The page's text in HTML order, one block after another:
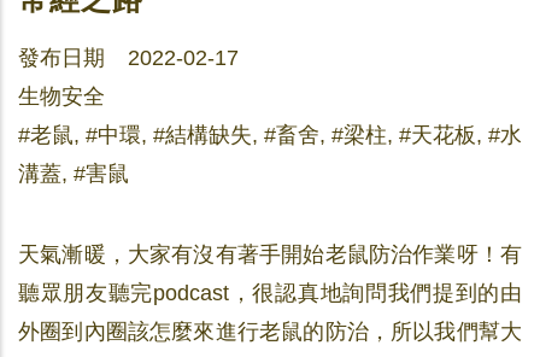
發布日期 2022-02-17
生物安全
#老鼠, #中環, #結構缺失, #畜舍, #梁柱, #天花板, #水
溝蓋, #害鼠
天氣漸暖，大家有沒有著手開始老鼠防治作業呀！有
聽眾朋友聽完podcast，很認真地詢問我們提到的由
外圈到內圈該怎麼來進行老鼠的防治，所以我們幫大